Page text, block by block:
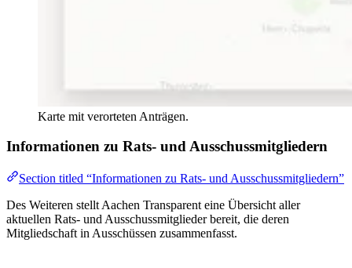
Karte mit verorteten Anträgen.
Informationen zu Rats- und Ausschussmitgliedern
Section titled “Informationen zu Rats- und Ausschussmitgliedern”
Des Weiteren stellt Aachen Transparent eine Übersicht aller
aktuellen Rats- und Ausschussmitglieder bereit, die deren
Mitgliedschaft in Ausschüssen zusammenfasst.